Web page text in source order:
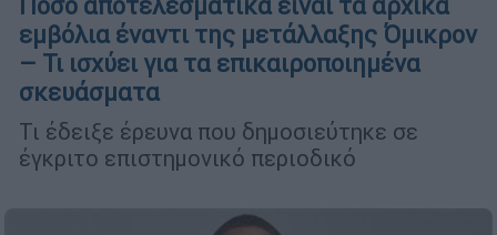
εμβόλια έναντι της μετάλλαξης Όμικρον
– Τι ισχύει για τα επικαιροποιημένα
σκευάσματα
Τι έδειξε έρευνα που δημοσιεύτηκε σε
έγκριτο επιστημονικό περιοδικό